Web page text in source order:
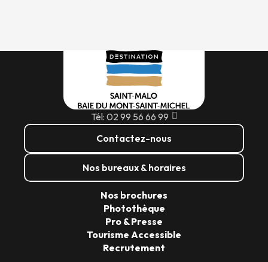
Tél: 02 99 56 66 99
Contactez-nous
Nos bureaux & horaires
Nos brochures
Photothèque
Pro & Presse
Tourisme Accessible
Recrutement